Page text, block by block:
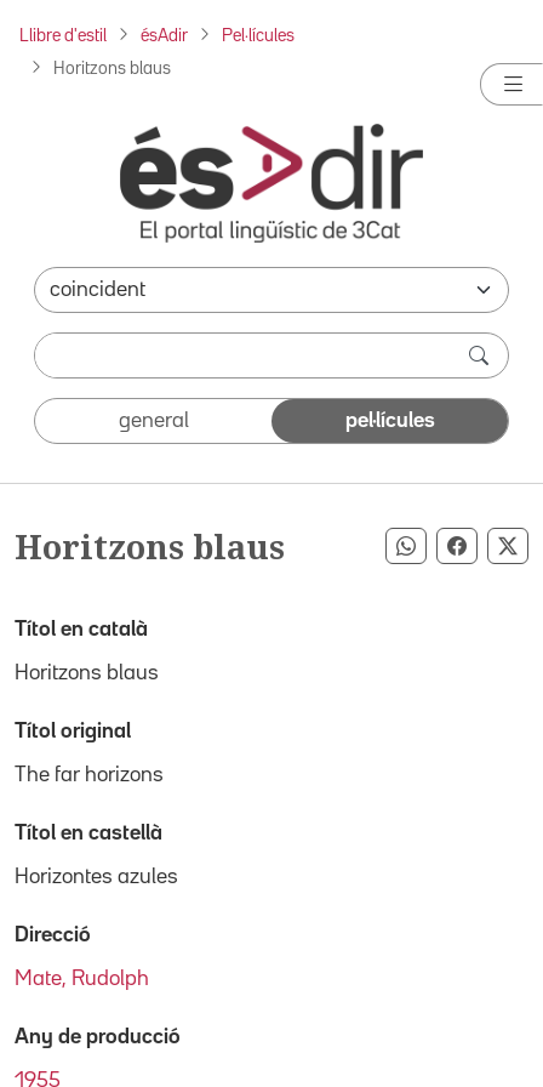
Llibre d'estil ésAdir Pel·lícules
Horitzons blaus
general pel·lícules
Horitzons blaus Compartir
Títol en català
Horitzons blaus
Títol original
The far horizons
Títol en castellà
Horizontes azules
Direcció
Mate, Rudolph
Any de producció
1955